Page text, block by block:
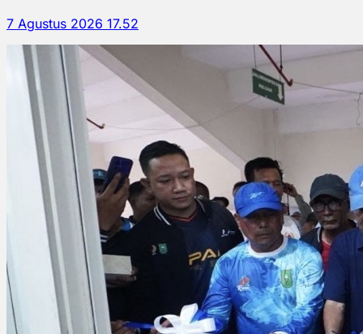
7 Agustus 2026 17.52